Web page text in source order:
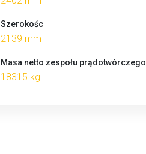
Szerokośc
2139 mm
Masa netto zespołu prądotwórczego
18315 kg